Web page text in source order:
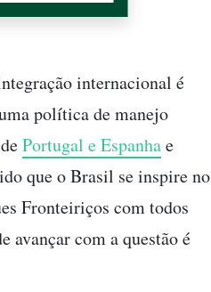
internacional é
política de manejo
Portugal e Espanhae
que o Brasil se inspire no
Fronteiriços com todos
avançar com a questão é